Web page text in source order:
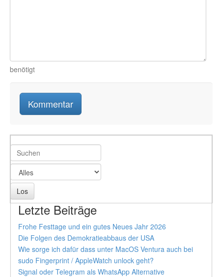
benötigt
Letzte Beiträge
Frohe Festtage und ein gutes Neues Jahr 2026
Die Folgen des Demokratieabbaus der USA
Wie sorge ich dafür dass unter MacOS Ventura auch bei
sudo Fingerprint / AppleWatch unlock geht?
Signal oder Telegram als WhatsApp Alternative